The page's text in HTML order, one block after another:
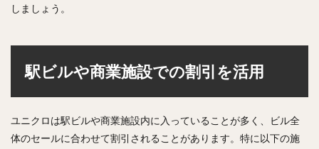
しましょう。
駅ビルや商業施設での割引を活用
ユニクロは駅ビルや商業施設内に入っていることが多く、ビル全
体のセールに合わせて割引されることがあります。特に以下の施